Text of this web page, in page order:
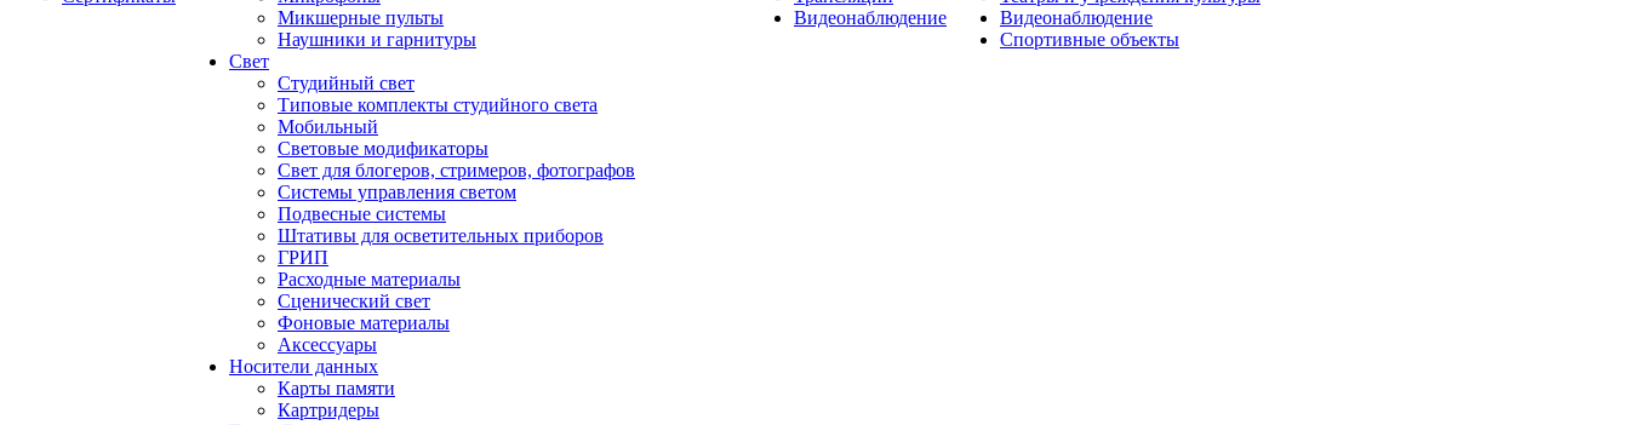
Микшерные пульты
Наушники и гарнитуры
Свет
Студийный свет
Типовые комплекты студийного света
Мобильный
Световые модификаторы
Свет для блогеров, стримеров, фотографов
Системы управления светом
Подвесные системы
Штативы для осветительных приборов
ГРИП
Расходные материалы
Сценический свет
Фоновые материалы
Аксессуары
Носители данных
Карты памяти
Картридеры
Видеонаблюдение
Видеонаблюдение
Спортивные объекты